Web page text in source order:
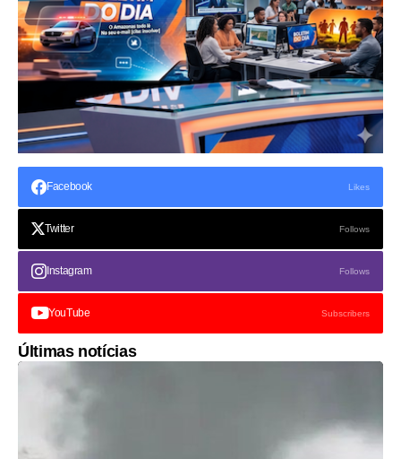
Facebook Likes
Twitter Follows
Instagram Follows
YouTube Subscribers
Últimas notícias